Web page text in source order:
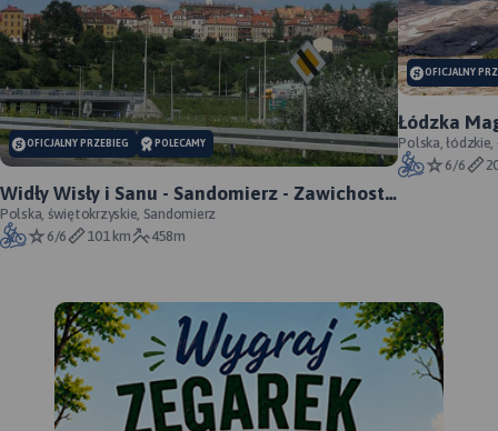
OFICJALNY PRZEBIEG POLECAMY
Widły Wisły i Sanu - Sandomierz - Zawichost -
Annopol - oficjalny przebieg
Polska, świętokrzyskie, Sandomierz
6/6
101 km 458m
OFICJALNY
Łódzka
Polska, łódzkie,
6/6